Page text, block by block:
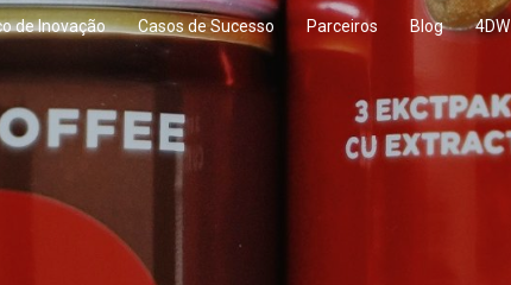
de Inovação Casos de Sucesso Parceiros Blog 4DW